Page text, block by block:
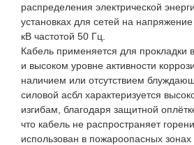
распределения электрической
установках для сетей на
кВ частотой 50 Гц.
Кабель применяется для прокладки
и высоком уровне активности
наличием или отсутствием
силовой асбл характеризуется
изгибам, благодаря защитной
что кабель не распространяет
использован в пожароопасных